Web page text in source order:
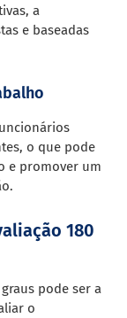
a
e baseadas
o que pode
e promover um
180
pode ser a
o